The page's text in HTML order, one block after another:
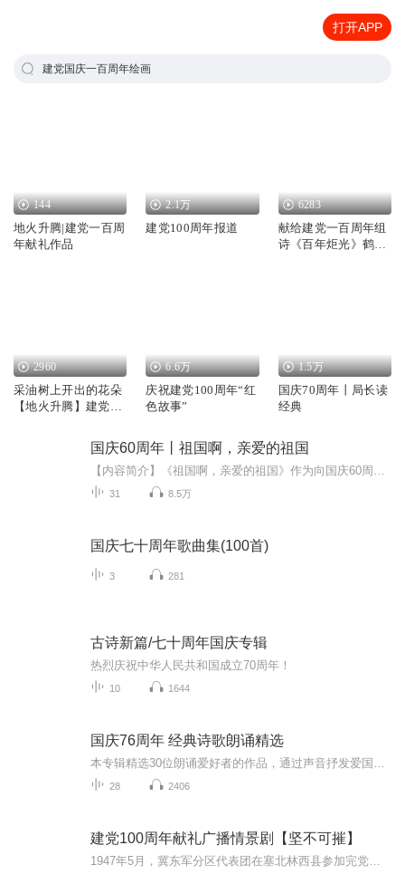
打开APP
建党国庆一百周年绘画
144
地火升腾|建党一百周
年献礼作品
2.1万
建党100周年报道
6283
献给建党一百周年组
诗《百年炬光》鹤清
2960
采油树上开出的花朵
【地火升腾】建党一
6.6万
庆祝建党100周年“红
色故事”
1.5万
国庆70周年丨局长读
经典
国庆60周年丨祖国啊，亲爱的祖国
31 8.5万
国庆七十周年歌曲集(100首)
3 281
古诗新篇/七十周年国庆专辑
热烈庆祝中华人民共和国成立70周年！
10 1644
国庆76周年 经典诗歌朗诵精选
28 2406
建党100周年献礼广播情景剧【坚不可摧】